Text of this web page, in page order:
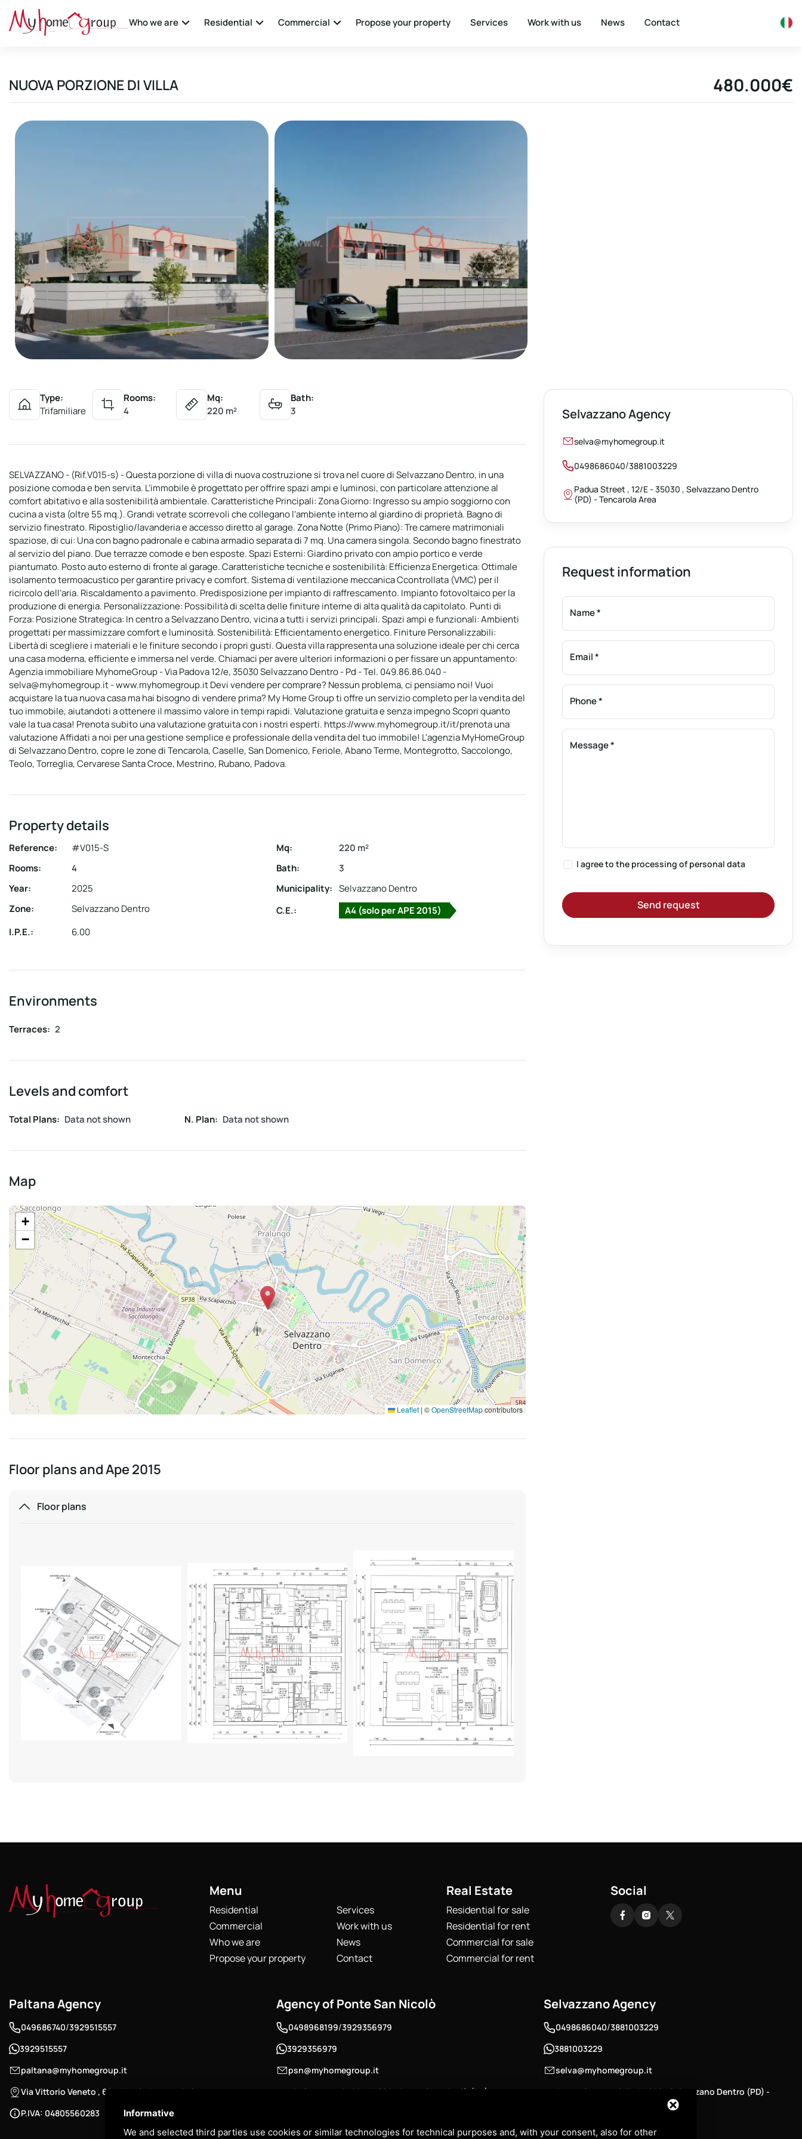
Informative
We and selected third parties use cookies or similar technologies for technical purposes and, with your consent, also for other
Who we are Residential Commercial Propose your property Services Work with us News Contact
NUOVA PORZIONE DI VILLA 480.000€
Type:
Trifamiliare
Rooms:
4
Mq:
220 m²
Bath:
3
SELVAZZANO - (Rif.V015-s) - Questa porzione di villa di nuova costruzione si trova nel cuore di Selvazzano Dentro, in una
posizione comoda e ben servita. L’immobile è progettato per offrire spazi ampi e luminosi, con particolare attenzione al
comfort abitativo e alla sostenibilità ambientale. Caratteristiche Principali: Zona Giorno: Ingresso su ampio soggiorno con
cucina a vista (oltre 55 mq.). Grandi vetrate scorrevoli che collegano l’ambiente interno al giardino di proprietà. Bagno di
servizio finestrato. Ripostiglio/lavanderia e accesso diretto al garage. Zona Notte (Primo Piano): Tre camere matrimoniali
spaziose, di cui: Una con bagno padronale e cabina armadio separata di 7 mq. Una camera singola. Secondo bagno finestrato
al servizio del piano. Due terrazze comode e ben esposte. Spazi Esterni: Giardino privato con ampio portico e verde
piantumato. Posto auto esterno di fronte al garage. Caratteristiche tecniche e sostenibilità: Efficienza Energetica: Ottimale
isolamento termoacustico per garantire privacy e comfort. Sistema di ventilazione meccanica Ccontrollata (VMC) per il
ricircolo dell’aria. Riscaldamento a pavimento. Predisposizione per impianto di raffrescamento. Impianto fotovoltaico per la
produzione di energia. Personalizzazione: Possibilità di scelta delle finiture interne di alta qualità da capitolato. Punti di
Forza: Posizione Strategica: In centro a Selvazzano Dentro, vicina a tutti i servizi principali. Spazi ampi e funzionali: Ambienti
progettati per massimizzare comfort e luminosità. Sostenibilità: Efficientamento energetico. Finiture Personalizzabili:
Libertà di scegliere i materiali e le finiture secondo i propri gusti. Questa villa rappresenta una soluzione ideale per chi cerca
una casa moderna, efficiente e immersa nel verde. Chiamaci per avere ulteriori informazioni o per fissare un appuntamento:
Agenzia immobiliare MyhomeGroup - Via Padova 12/e, 35030 Selvazzano Dentro - Pd - Tel. 049.86.86.040 -
selva@myhomegroup.it - www.myhomegroup.it Devi vendere per comprare? Nessun problema, ci pensiamo noi! Vuoi
acquistare la tua nuova casa ma hai bisogno di vendere prima? My Home Group ti offre un servizio completo per la vendita del
tuo immobile, aiutandoti a ottenere il massimo valore in tempi rapidi. Valutazione gratuita e senza impegno Scopri quanto
vale la tua casa! Prenota subito una valutazione gratuita con i nostri esperti. https://www.myhomegroup.it/it/prenota una
valutazione Affidati a noi per una gestione semplice e professionale della vendita del tuo immobile! L'agenzia MyHomeGroup
di Selvazzano Dentro, copre le zone di Tencarola, Caselle, San Domenico, Feriole, Abano Terme, Montegrotto, Saccolongo,
Teolo, Torreglia, Cervarese Santa Croce, Mestrino, Rubano, Padova.
Property details
Reference: #V015-S Mq:
220 m²
Rooms:
4 Bath:
3
Year:
2025 Municipality: Selvazzano Dentro
Zone:
Selvazzano Dentro C.E.:
A4 (solo per APE 2015)
I.P.E.:
6.00
Environments
Terraces: 2
Levels and comfort
Total Plans: Data not shown N. Plan: Data not shown
Map
+
−
Leaflet | ©OpenStreetMapcontributors
Floor plans and Ape 2015
Floor plans
Selvazzano Agency
selva@myhomegroup.it
0498686040/3881003229
Padua Street , 12/E - 35030 , Selvazzano Dentro
(PD) - Tencarola Area
Request information
Name*
Email*
Phone*
Message*
I agree to the processing of personal data
Send request
Menu
Residential
Commercial
Who we are
Propose your property
Services
Work with us
News
Contact
Real Estate
Residential for sale
Residential for rent
Commercial for sale
Commercial for rent
Social
Paltana Agency
049686740/3929515557
3929515557
paltana@myhomegroup.it
Via Vittorio Veneto , 69 - 35142 , Padua - Paltana area
P.IVA: 04805560283
Agency of Ponte San Nicolò
0498968199/3929356979
3929356979
psn@myhomegroup.it
Via G. Marconi , 67 - 35020 , Ponte San Nicolò (PD) -
P.IVA: 04953870286
Selvazzano Agency
0498686040/3881003229
3881003229
selva@myhomegroup.it
Padua Street , 12/E - 35030 , Selvazzano Dentro (PD) -
P.IVA: 03744680285